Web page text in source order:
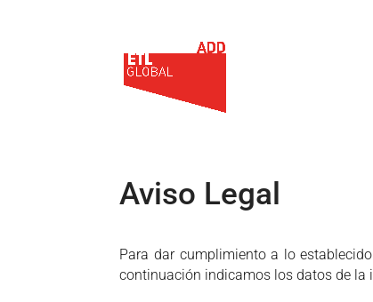
Aviso Legal
Para dar cumplimiento a lo
continuación indicamos los datos de la